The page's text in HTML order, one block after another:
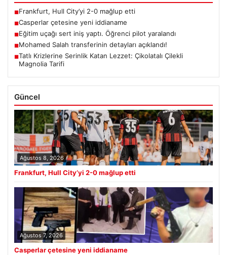
■Frankfurt, Hull City’yi 2-0 mağlup etti
■Casperlar çetesine yeni iddianame
■Eğitim uçağı sert iniş yaptı. Öğrenci pilot yaralandı
■Mohamed Salah transferinin detayları açıklandı!
■Tatlı Krizlerine Serinlik Katan Lezzet: Çikolatalı Çilekli
Magnolia Tarifi
Güncel
Ağustos 8, 2026
Frankfurt, Hull City’yi 2-0 mağlup etti
Ağustos 7, 2026
Casperlar çetesine yeni iddianame